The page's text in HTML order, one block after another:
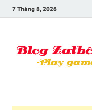
7 Tháng 8, 2026